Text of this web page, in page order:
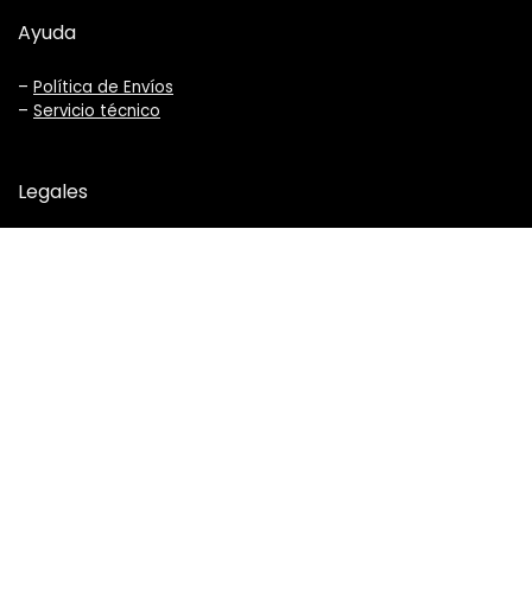
Ayuda
– Política de Envíos
– Servicio técnico
Legales